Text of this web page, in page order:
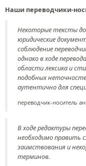
Наши переводчики-
Некоторые тексты
юридические
соблюдение
однако в ходе
области лексика и
подобных
аутентично для
переводчик-носитель
В ходе редактуры
необходимо править
заимствования и
терминов.